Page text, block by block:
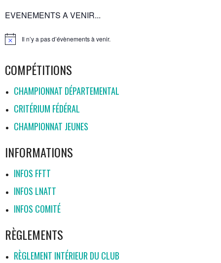
EVENEMENTS A VENIR...
Notice Il n’y a pas d’évènements à venir.
COMPÉTITIONS
CHAMPIONNAT DÉPARTEMENTAL
CRITÉRIUM FÉDÉRAL
CHAMPIONNAT JEUNES
INFORMATIONS
INFOS FFTT
INFOS LNATT
INFOS COMITÉ
RÈGLEMENTS
RÈGLEMENT INTÉRIEUR DU CLUB